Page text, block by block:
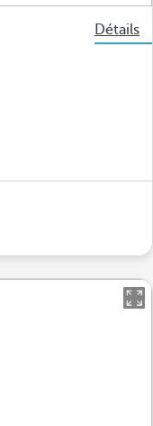
Détails